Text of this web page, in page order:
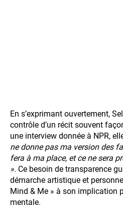
En s’exprimant ouvertement,
contrôle d’un récit souvent
une interview donnée à NPR,
ne donne pas ma version des
fera à ma place, et ce ne sera
». Ce besoin de transparence
démarche artistique et
Mind & Me » à son implication
mentale.